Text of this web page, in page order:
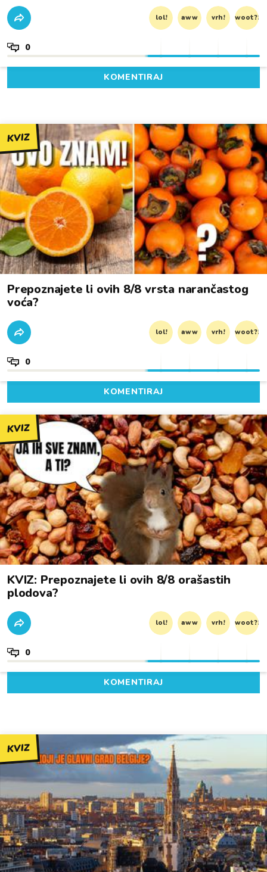
lol! aww vrh! woot?!
0
KOMENTIRAJ
KVIZ
Prepoznajete li ovih 8/8 vrsta narančastog
voća?
lol! aww vrh! woot?!
0
KOMENTIRAJ
KVIZ
KVIZ: Prepoznajete li ovih 8/8 orašastih
plodova?
lol! aww vrh! woot?!
0
KOMENTIRAJ
KVIZ